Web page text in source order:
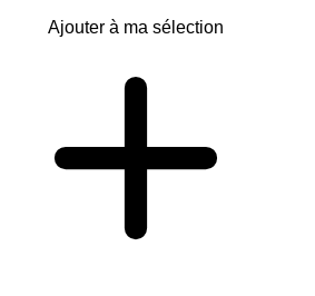
Ajouter à ma sélection